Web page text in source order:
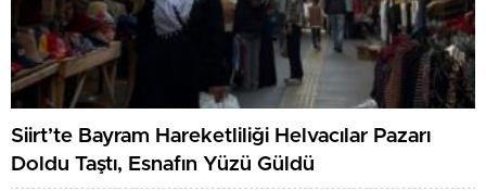
Siirt’te Bayram Hareketliliği Helvacılar Pazarı
Doldu Taştı, Esnafın Yüzü Güldü